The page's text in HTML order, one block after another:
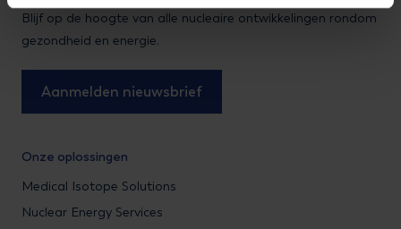
Blijf op de hoogte van alle nucleaire ontwikkelingen rondom
gezondheid en energie.
Aanmelden nieuwsbrief
Onze oplossingen
Medical Isotope Solutions
Nuclear Energy Services